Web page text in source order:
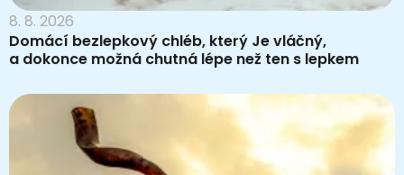
8. 8. 2026
Domácí bezlepkový chléb, který Je vláčný,
a dokonce možná chutná lépe než ten s lepkem